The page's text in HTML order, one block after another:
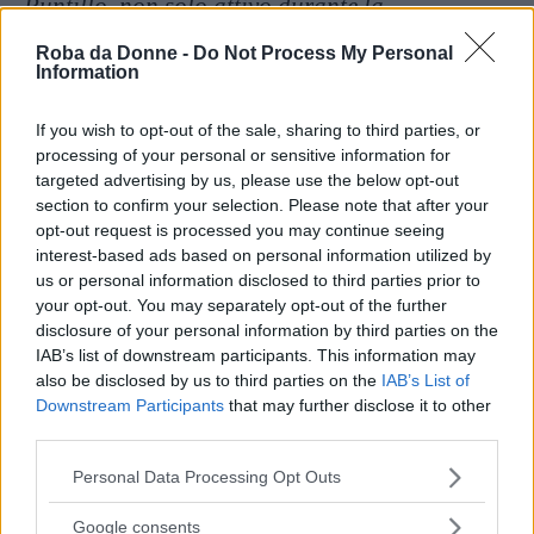
Roba da Donne - Do Not Process My Personal
Information
If you wish to opt-out of the sale, sharing to third parties, or
processing of your personal or sensitive information for
targeted advertising by us, please use the below opt-out
section to confirm your selection. Please note that after your
opt-out request is processed you may continue seeing
interest-based ads based on personal information utilized by
us or personal information disclosed to third parties prior to
your opt-out. You may separately opt-out of the further
disclosure of your personal information by third parties on the
IAB’s list of downstream participants. This information may
also be disclosed by us to third parties on the IAB’s List of
Downstream Participants that may further disclose it to other
Please note that this website/app uses one or more Google
not limited to your visit or usage behaviour. You may click to
Personal Data Processing Opt Outs
Google consents
Puntillo, non solo attivo durante la
gravidanza, ma soprattutto dopo. L’esperienza
dell’essere ascoltati soprattutto nei primi giorni
dell’evento nascita e l’ostetrica, sorvegliando
la normalità degli eventi, permette ai nuovi
genitori di sentirsi ‘sicuri’ di fronte a questi
grandi cambiamenti “.
Uno degli spazi più importanti, cui
accennavi prima, riguarda quello sul
percorso nutrizionale. Fondamentale, alla
comprendere, soprattutto alle giovanissime,
quale sia un vero percorso sano. Il recente